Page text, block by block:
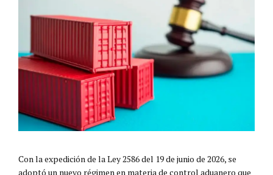
Con la expedición de la Ley 2586 del 19 de junio de 2026, se
adoptó un nuevo régimen en materia de control aduanero que